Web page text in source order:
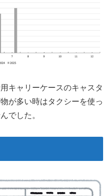
キャリーケースのキャスタ
が多い時はタクシーを使っ
でした。